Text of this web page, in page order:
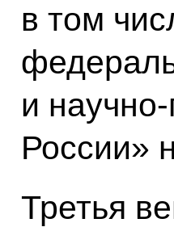
в том
и
России»
Третья